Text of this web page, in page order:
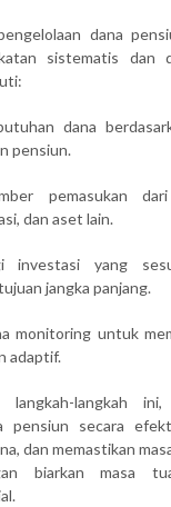
dana
sistematis dan
dana
pensiun.
pemasukan
dan aset lain.
investasi yang
jangka panjang.
monitoring untuk
adaptif.
langkah-langkah
pensiun secara
dan memastikan
biarkan masa